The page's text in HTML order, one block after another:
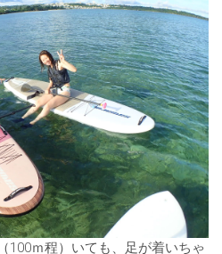
100ｍ程）いても、足が着いちゃ